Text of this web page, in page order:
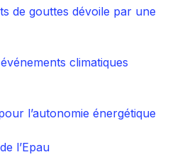
de gouttes dévoile par une
climatiques
l’autonomie énergétique
l’Epau